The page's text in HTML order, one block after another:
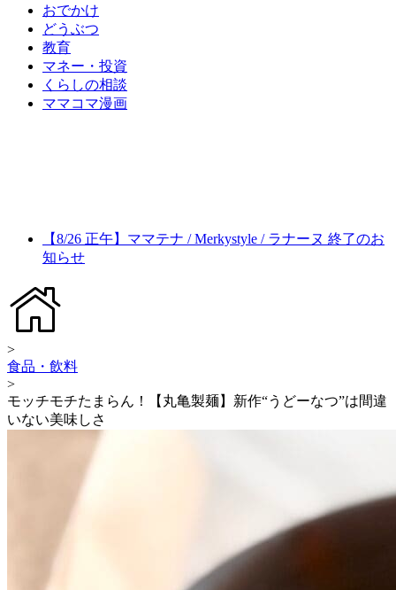
おでかけ
どうぶつ
教育
マネー・投資
くらしの相談
ママコマ漫画
【8/26 正午】ママテナ / Merkystyle / ラナーヌ 終了のお
知らせ
>
食品・飲料
>
モッチモチたまらん！【丸亀製麺】新作“うどーなつ”は間違
いない美味しさ